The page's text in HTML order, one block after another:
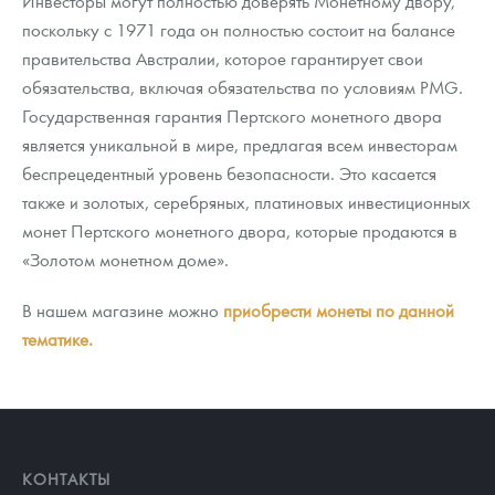
поскольку с 1971 года он полностью состоит на балансе
правительства Австралии, которое гарантирует свои
обязательства, включая обязательства по условиям PMG.
Государственная гарантия Пертского монетного двора
является уникальной в мире, предлагая всем инвесторам
беспрецедентный уровень безопасности. Это касается
также и золотых, серебряных, платиновых инвестиционных
монет Пертского монетного двора, которые продаются в
«Золотом монетном доме».
В нашем магазине можно приобрести монеты по данной
тематике.
КОНТАКТЫ